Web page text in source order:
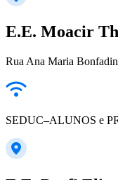
E.E. Moacir
Rua Ana Maria
SEDUC–ALUNOS e